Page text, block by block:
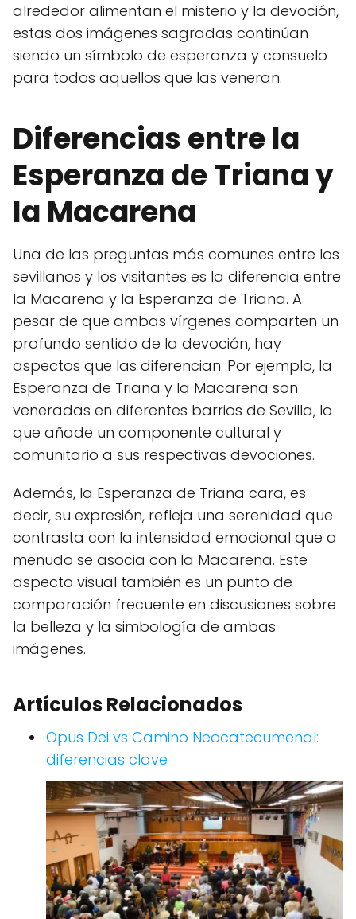
alrededor alimentan el misterio y la devoción,
estas dos imágenes sagradas continúan
siendo un símbolo de esperanza y consuelo
para todos aquellos que las veneran.
Diferencias entre la
Esperanza de Triana y
la Macarena
Una de las preguntas más comunes entre los
sevillanos y los visitantes es la diferencia entre
la Macarena y la Esperanza de Triana. A
pesar de que ambas vírgenes comparten un
profundo sentido de la devoción, hay
aspectos que las diferencian. Por ejemplo, la
Esperanza de Triana y la Macarena son
veneradas en diferentes barrios de Sevilla, lo
que añade un componente cultural y
comunitario a sus respectivas devociones.
Además, la Esperanza de Triana cara, es
decir, su expresión, refleja una serenidad que
contrasta con la intensidad emocional que a
menudo se asocia con la Macarena. Este
aspecto visual también es un punto de
comparación frecuente en discusiones sobre
la belleza y la simbología de ambas
imágenes.
Artículos Relacionados
Opus Dei vs Camino Neocatecumenal:
diferencias clave